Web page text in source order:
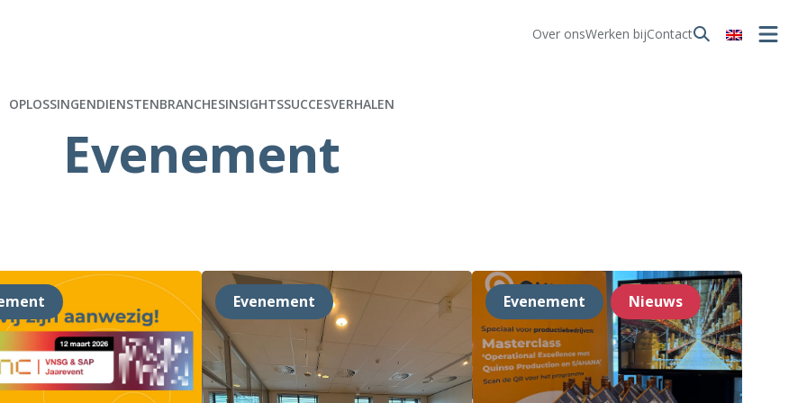
Over onsWerken bijContact
OPLOSSINGENDIENSTENBRANCHESINSIGHTSSUCCESVERHALEN
Evenement
Evenement Evenement Nieuws